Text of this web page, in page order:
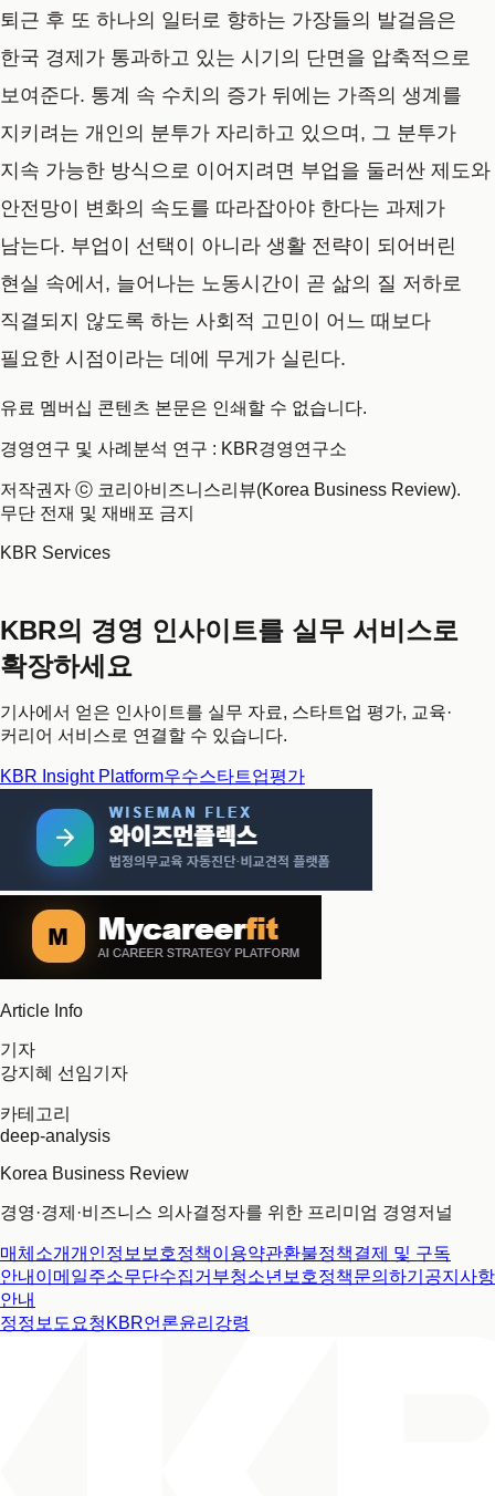
퇴근 후 또 하나의 일터로 향하는 가장들의 발걸음은
한국 경제가 통과하고 있는 시기의 단면을 압축적으로
보여준다. 통계 속 수치의 증가 뒤에는 가족의 생계를
지키려는 개인의 분투가 자리하고 있으며, 그 분투가
지속 가능한 방식으로 이어지려면 부업을 둘러싼 제도와
안전망이 변화의 속도를 따라잡아야 한다는 과제가
남는다. 부업이 선택이 아니라 생활 전략이 되어버린
현실 속에서, 늘어나는 노동시간이 곧 삶의 질 저하로
직결되지 않도록 하는 사회적 고민이 어느 때보다
필요한 시점이라는 데에 무게가 실린다.
유료 멤버십 콘텐츠 본문은 인쇄할 수 없습니다.
경영연구 및 사례분석 연구 : KBR경영연구소
저작권자 ⓒ 코리아비즈니스리뷰(Korea Business Review).
무단 전재 및 재배포 금지
KBR Services
KBR의 경영 인사이트를 실무 서비스로
확장하세요
기사에서 얻은 인사이트를 실무 자료, 스타트업 평가, 교육·
커리어 서비스로 연결할 수 있습니다.
KBR Insight Platform우수스타트업평가
Article Info
기자
강지혜 선임기자
카테고리
deep-analysis
Korea Business Review
경영·경제·비즈니스 의사결정자를 위한 프리미엄 경영저널
매체소개개인정보보호정책이용약관환불정책결제 및 구독
안내 이메일주소무단수집거부청소년보호정책문의하기 공지사항
안내
정정보도요청 KBR언론윤리강령